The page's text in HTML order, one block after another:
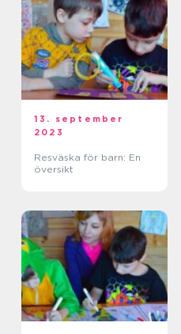
13. september
2023
Resväska för barn: En
översikt